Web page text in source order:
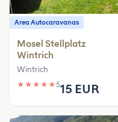
Area Autocaravanas
Mosel Stellplatz
Wintrich
Wintrich
★ ★ ★ ★ ★515 EUR